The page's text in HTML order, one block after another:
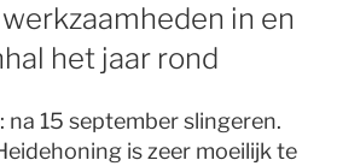
in en
het jaar rond
na 15 september slingeren.
is zeer moeilijk te